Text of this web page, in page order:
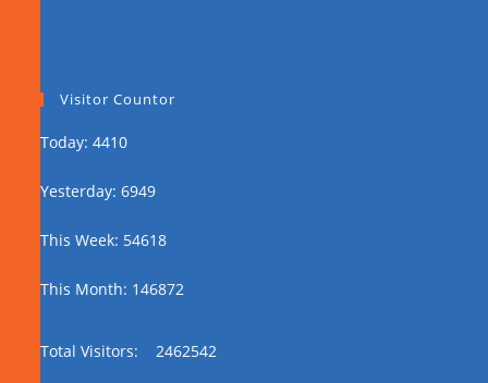
Visitor Countor
Today: 4410
Yesterday: 6949
This Week: 54618
This Month: 146872
Total Visitors: 2462542